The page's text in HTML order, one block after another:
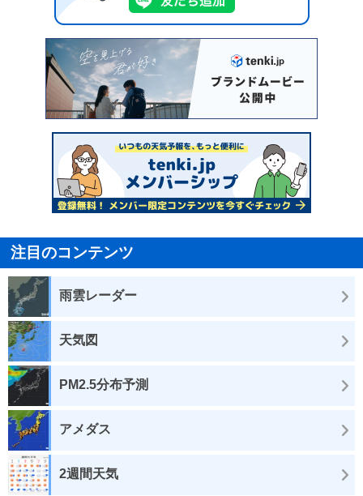
注目のコンテンツ
雨雲レーダー
天気図
PM2.5分布予測
アメダス
2週間天気